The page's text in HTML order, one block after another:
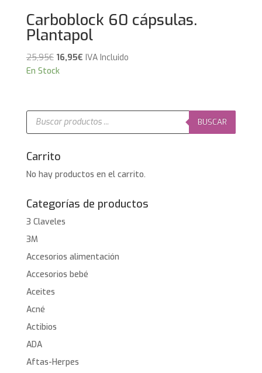
Carboblock 60 cápsulas.
Plantapol
25,95€ El
precio
25,95€.
16,95€El
16,95€.
IVA Incluido
En Stock
Búsqueda
productos
BUSCAR
Carrito
No hay productos en el carrito.
Categorías de productos
3 Claveles
3M
Accesorios alimentación
Accesorios bebé
Aceites
Acné
Actibios
ADA
Aftas-Herpes